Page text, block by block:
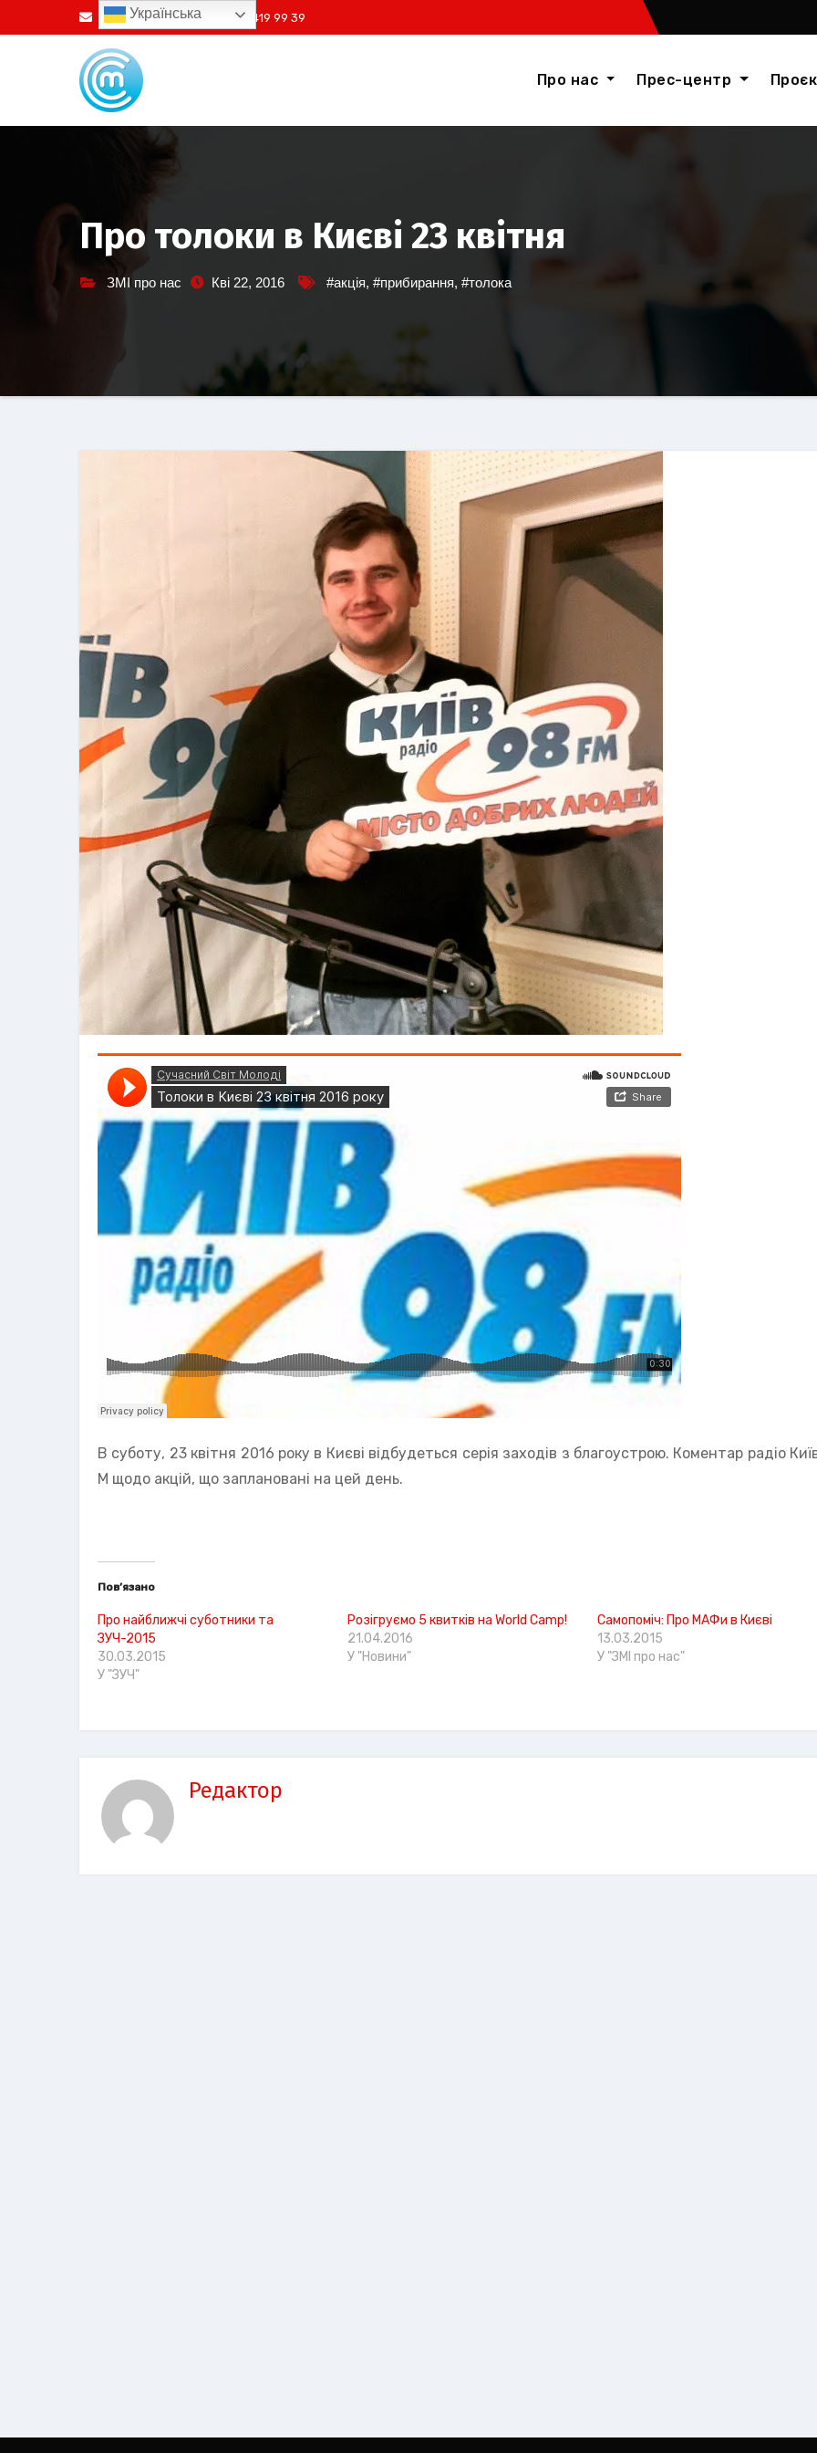
до
info@ssm.in.ua +38073 419 99 39
Про нас Прес-центр
Про толоки в Києві 23 квітня
ЗМІ про нас Кві 22, 2016 #акція, #прибирання, #толока
В суботу, 23 квітня 2016 року в Києві відбудеться серія заходів з благоустрою. Коментар радіо
M щодо акцій, що заплановані на цей день.
Пов’язано
Про найближчі суботники та
ЗУЧ-2015
30.03.2015
У "ЗУЧ"
Розігруємо 5 квитків на World Camp!
21.04.2016
У "Новини"
Самопоміч: Про МАФи в Києві
13.03.2015
У "ЗМІ про нас"
Редактор
Українська